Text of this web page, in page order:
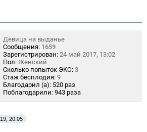
Девица на выданье
Сообщения: 1659
Зарегистрирован: 24 май 2017, 13:02
Пол: Женский
Сколько попыток ЭКО: 3
Стаж бесплодия: 9
Благодарил (а): 520 раз
Поблагодарили: 943 раза
20:05